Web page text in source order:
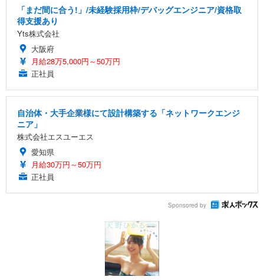
「まだ間に合う!」/未経験採用枠/デバッグエンジニア/資格取
得支援あり
Yts株式会社
大阪府
月給28万5,000円～50万円
正社員
自治体・大手企業様にて設計構築する「ネットワークエンジ
ニア」
株式会社エスユーエス
愛知県
月給30万円～50万円
正社員
Sponsored by